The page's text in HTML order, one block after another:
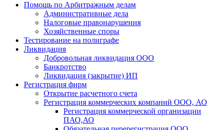
Помощь по Арбитражным делам
Административные дела
Налоговые правонарушения
Хозяйственные споры
Тестирование на полиграфе
Ликвидация
Добровольная ликвидация ООО
Банкротство
Ликвидация (закрытие) ИП
Регистрация фирм
Открытие расчетного счета
Регистрация коммерческих компаний ООО, АО
Регистрация коммерческой организации
ПАО,АО